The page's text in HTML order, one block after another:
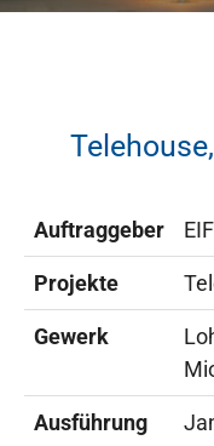
Auftraggeber
Projekte
Gewerk
Ausführung